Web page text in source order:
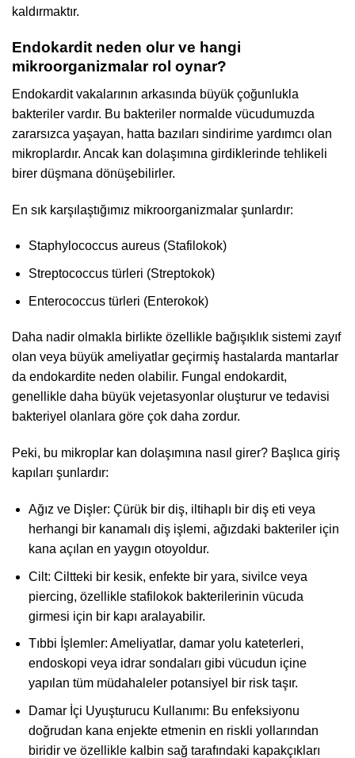
kaldırmaktır.
Endokardit neden olur ve hangi
mikroorganizmalar rol oynar?
Endokardit vakalarının arkasında büyük çoğunlukla
bakteriler vardır. Bu bakteriler normalde vücudumuzda
zararsızca yaşayan, hatta bazıları sindirime yardımcı olan
mikroplardır. Ancak kan dolaşımına girdiklerinde tehlikeli
birer düşmana dönüşebilirler.
En sık karşılaştığımız mikroorganizmalar şunlardır:
Staphylococcus aureus (Stafilokok)
Streptococcus türleri (Streptokok)
Enterococcus türleri (Enterokok)
Daha nadir olmakla birlikte özellikle bağışıklık sistemi zayıf
olan veya büyük ameliyatlar geçirmiş hastalarda mantarlar
da endokardite neden olabilir. Fungal endokardit,
genellikle daha büyük vejetasyonlar oluşturur ve tedavisi
bakteriyel olanlara göre çok daha zordur.
Peki, bu mikroplar kan dolaşımına nasıl girer? Başlıca giriş
kapıları şunlardır:
Ağız ve Dişler: Çürük bir diş, iltihaplı bir diş eti veya
herhangi bir kanamalı diş işlemi, ağızdaki bakteriler için
kana açılan en yaygın otoyoldur.
Cilt: Ciltteki bir kesik, enfekte bir yara, sivilce veya
piercing, özellikle stafilokok bakterilerinin vücuda
girmesi için bir kapı aralayabilir.
Tıbbi İşlemler: Ameliyatlar, damar yolu kateterleri,
endoskopi veya idrar sondaları gibi vücudun içine
yapılan tüm müdahaleler potansiyel bir risk taşır.
Damar İçi Uyuşturucu Kullanımı: Bu enfeksiyonu
doğrudan kana enjekte etmenin en riskli yollarından
biridir ve özellikle kalbin sağ tarafındaki kapakçıkları